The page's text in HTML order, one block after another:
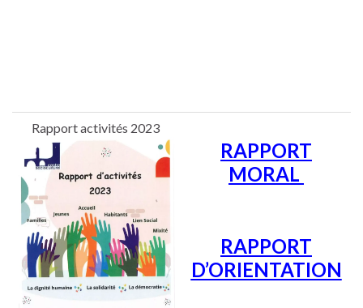
Rapport activités 2023
RAPPORT
MORAL
RAPPORT
D’ORIENTATION